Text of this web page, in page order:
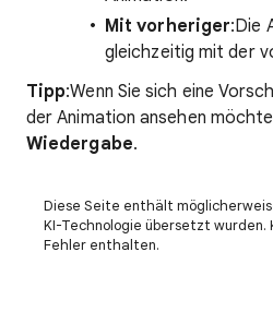
Mit vorheriger:Die
gleichzeitig mit der
Tipp:Wenn Sie sich eine
der Animation ansehen
Wiedergabe.
Diese Seite enthält
KI-Technologie übersetzt wurden.
Fehler enthalten.